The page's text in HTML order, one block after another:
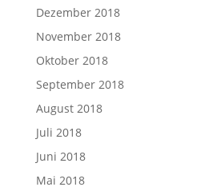
Dezember 2018
November 2018
Oktober 2018
September 2018
August 2018
Juli 2018
Juni 2018
Mai 2018